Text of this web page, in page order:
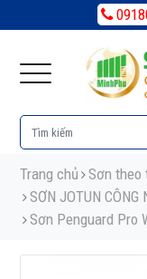
Trang chủ Sơn theo
SƠN JOTUN CÔNG
Sơn Penguard Pro